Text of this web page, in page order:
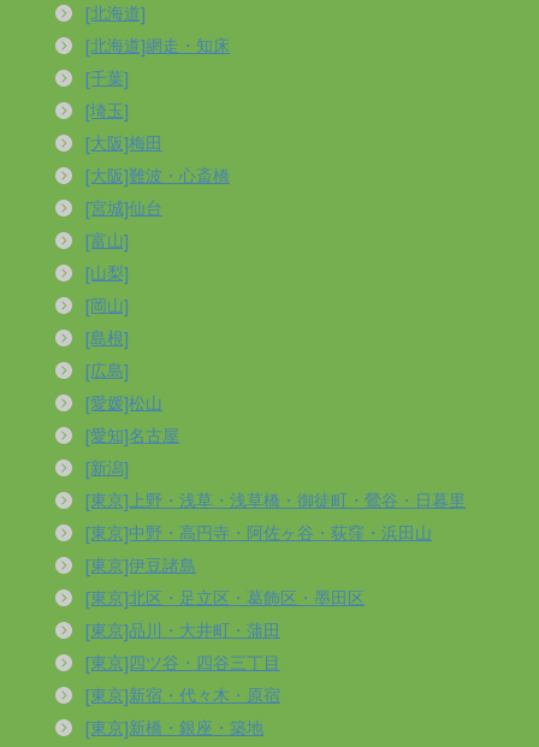
[北海道]
[北海道]網走・知床
[千葉]
[埼玉]
[大阪]梅田
[大阪]難波・心斎橋
[宮城]仙台
[富山]
[山梨]
[岡山]
[島根]
[広島]
[愛媛]松山
[愛知]名古屋
[新潟]
[東京]上野・浅草・浅草橋・御徒町・鶯谷・日暮里
[東京]中野・高円寺・阿佐ヶ谷・荻窪・浜田山
[東京]伊豆諸島
[東京]北区・足立区・葛飾区・墨田区
[東京]品川・大井町・蒲田
[東京]四ツ谷・四谷三丁目
[東京]新宿・代々木・原宿
[東京]新橋・銀座・築地